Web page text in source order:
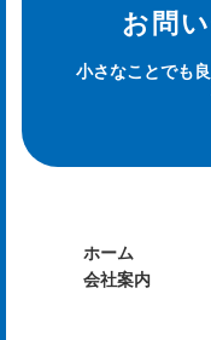
お問
小さなことでも
ホーム
会社案内